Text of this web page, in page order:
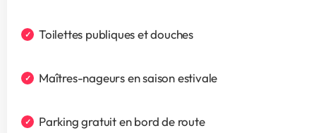
Toilettes publiques et douches
Maîtres-nageurs en saison estivale
Parking gratuit en bord de route